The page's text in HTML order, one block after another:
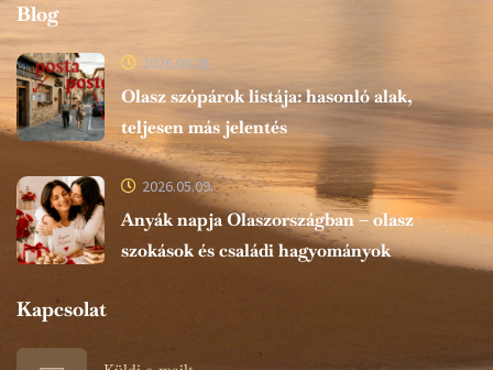
Blog
2026.06.08.
Olasz szópárok listája: hasonló alak,
teljesen más jelentés
2026.05.09.
Anyák napja Olaszországban – olasz
szokások és családi hagyományok
Kapcsolat